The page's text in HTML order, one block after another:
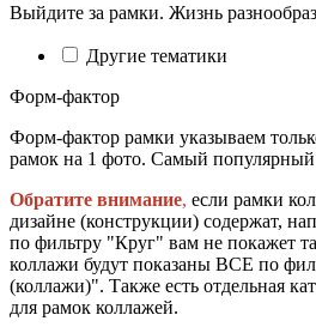
Выйдите за рамки. Жизнь
Другие тематики
Форм-фактор
Форм-фактор рамки указываем
рамок на 1 фото. Самый
Обратите внимание, если рамки
дизайне (конструкции) содержат,
по фильтру "Круг" вам не покажет
коллажи будут показаны ВСЕ по
(коллажи)". Также есть отдельная
для рамок коллажей.